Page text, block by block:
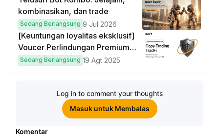
kombinasikan, dan trade
Sedang Berlangsung 9 Jul 2026
[Keuntungan loyalitas eksklusif]
Voucer Perlindungan Premium
hingga $50
Sedang Berlangsung 19 Agt 2025
Log in to comment your thoughts
Masuk untuk Membalas
Komentar